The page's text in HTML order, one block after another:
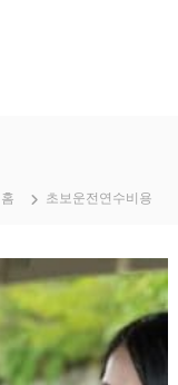
홈 초보운전연수비용